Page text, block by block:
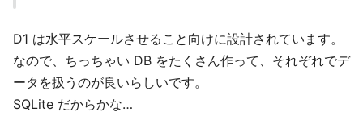
D1 は水平スケールさせること向けに設計されています。
なので、ちっちゃい DB をたくさん作って、それぞれでデ
ータを扱うのが良いらしいです。
SQLite だからかな…